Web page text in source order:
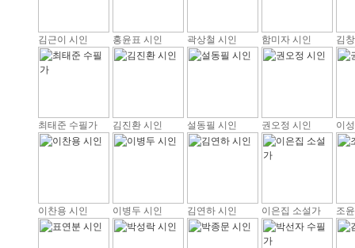
김근이 시인 홍윤표 시인 곽상철 시인 함미자 시인 김
최태준 수필가 김진환 시인 설동필 시인 권오정 시인 이
이찬용 시인 이병두 시인 김연하 시인 이은집 소설가 조